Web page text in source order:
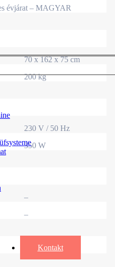
Kontakt
évjárat – MAGYAR
70 x 162 x 75 cm
200 kg
230 V / 50 Hz
350 W
–
–